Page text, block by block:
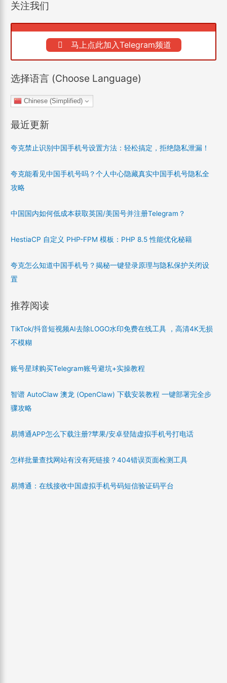
关注我们
马上点此加入Telegram频道
选择语言 (Choose Language)
Chinese (Simplified)
最近更新
夸克禁止识别中国手机号设置方法：轻松搞定，拒绝隐私泄漏！
夸克能看见中国手机号吗？个人中心隐藏真实中国手机号隐私全
攻略
中国国内如何低成本获取英国/美国号并注册Telegram？
HestiaCP 自定义 PHP-FPM 模板：PHP 8.5 性能优化秘籍
夸克怎么知道中国手机号？揭秘一键登录原理与隐私保护关闭设
置
推荐阅读
TikTok/抖音短视频AI去除LOGO水印免费在线工具 ，高清4K无损
不模糊
账号星球购买Telegram账号避坑+实操教程
智谱 AutoClaw 澳龙 (OpenClaw) 下载安装教程 一键部署完全步
骤攻略
易博通APP怎么下载注册?苹果/安卓登陆虚拟手机号打电话
怎样批量查找网站有没有死链接？404错误页面检测工具
易博通：在线接收中国虚拟手机号码短信验证码平台